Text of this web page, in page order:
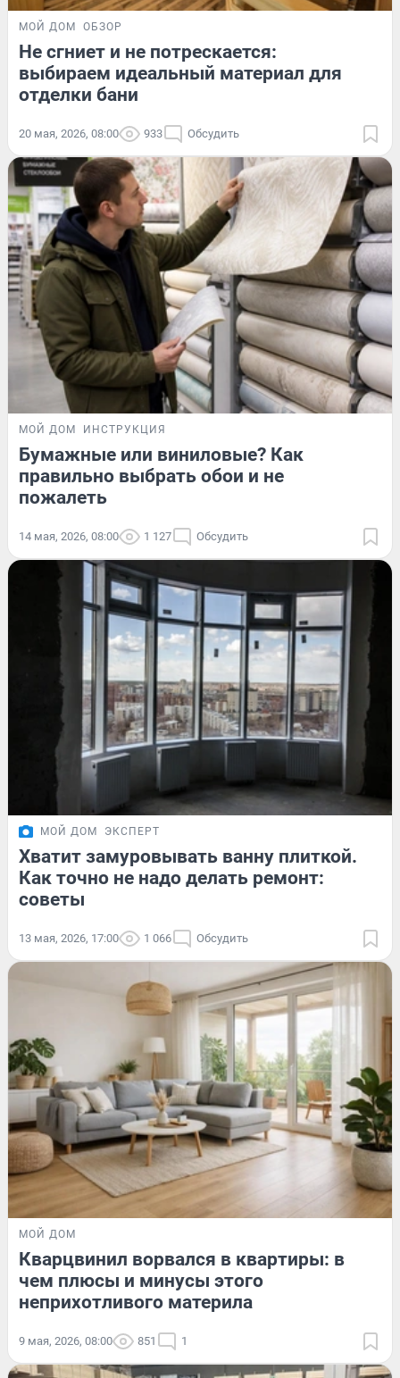
МОЙ ДОМ ОБЗОР
Не сгниет и не потрескается:
выбираем идеальный материал для
отделки бани
20 мая, 2026, 08:00 933 Обсудить
МОЙ ДОМ ИНСТРУКЦИЯ
Бумажные или виниловые? Как
правильно выбрать обои и не
пожалеть
14 мая, 2026, 08:00 1 127 Обсудить
МОЙ ДОМ ЭКСПЕРТ
Хватит замуровывать ванну плиткой.
Как точно не надо делать ремонт:
советы
13 мая, 2026, 17:00 1 066 Обсудить
МОЙ ДОМ
Кварцвинил ворвался в квартиры: в
чем плюсы и минусы этого
неприхотливого материла
9 мая, 2026, 08:00 851 1